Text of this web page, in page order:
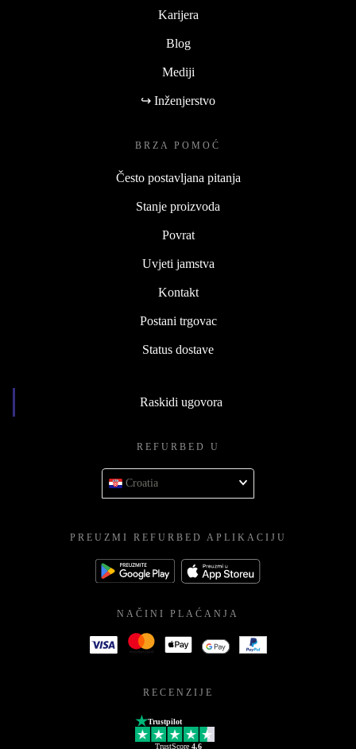
Karijera
Blog
Mediji
↪ Inženjerstvo
BRZA POMOĆ
Često postavljana pitanja
Stanje proizvoda
Povrat
Uvjeti jamstva
Kontakt
Postani trgovac
Status dostave
Raskidi ugovora
REFURBED U
Croatia
PREUZMI REFURBED APLIKACIJU
NAČINI PLAĆANJA
RECENZIJE
Trustpilot
TrustScore 4.6